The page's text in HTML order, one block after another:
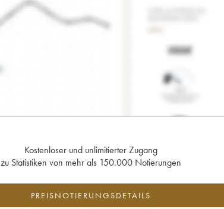
Kostenloser und unlimitierter Zugang
zu Statistiken von mehr als 150.000 Notierungen
PREISNOTIERUNGSDETAILS